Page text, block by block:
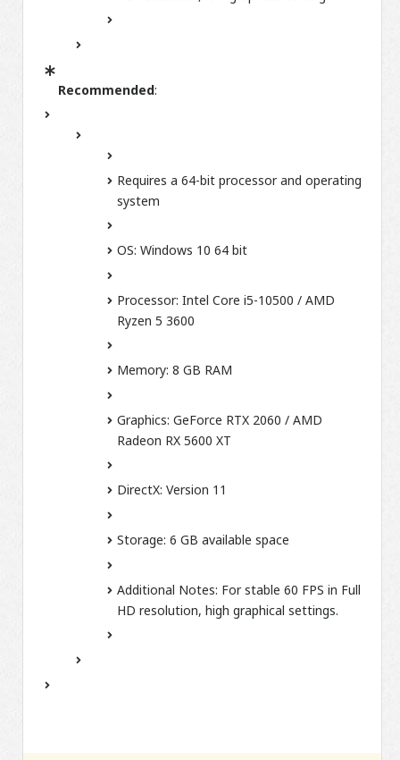
Recommended:
Requires a 64-bit processor and operating
system
OS: Windows 10 64 bit
Processor: Intel Core i5-10500 / AMD
Ryzen 5 3600
Memory: 8 GB RAM
Graphics: GeForce RTX 2060 / AMD
Radeon RX 5600 XT
DirectX: Version 11
Storage: 6 GB available space
Additional Notes: For stable 60 FPS in Full
HD resolution, high graphical settings.